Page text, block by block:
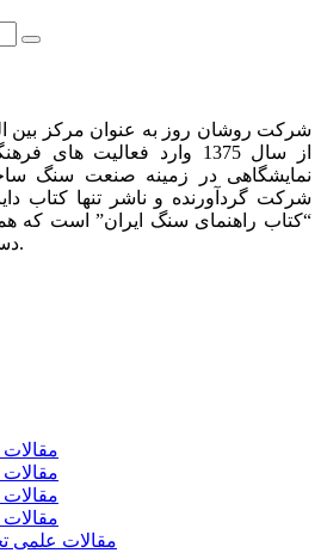
شرکت روشان روز به عنوان مرکز بین
از سال 1375 وارد فعالیت های
نمایشگاهی در زمینه صنعت سنگ
شرکت گردآورنده و ناشر تنها کتاب
“کتاب راهنمای سنگ ایران” است که
دسترس عموم قرار می گیرد.
مقالات